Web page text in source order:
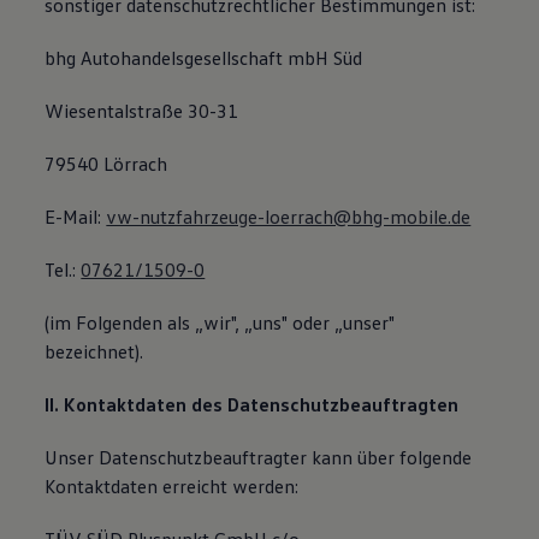
Uptime
sonstiger datenschutzrechtlicher Bestimmungen ist:
bhg Autohandelsgesellschaft mbH Süd
Wiesentalstraße 30-31
79540 Lörrach
E-Mail: vw-nutzfahrzeuge-loerrach@bhg-mobile.de
Tel.:07621/1509-0
(im Folgenden als „wir", „uns" oder „unser"
bezeichnet).
II. Kontaktdaten des Datenschutzbeauftragten
Unser Datenschutzbeauftragter kann über folgende
Kontaktdaten erreicht werden: